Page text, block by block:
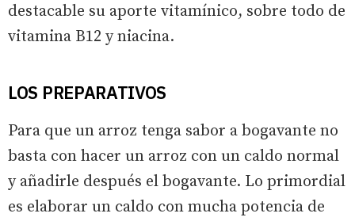
destacable su aporte vitamínico, sobre todo de
vitamina B12 y niacina.
LOS PREPARATIVOS
Para que un arroz tenga sabor a bogavante no
basta con hacer un arroz con un caldo normal
y añadirle después el bogavante. Lo primordial
es elaborar un caldo con mucha potencia de